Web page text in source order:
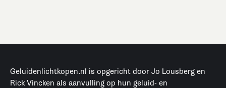
Geluidenlichtkopen.nl is opgericht door Jo Lousberg en
Rick Vincken als aanvulling op hun geluid- en